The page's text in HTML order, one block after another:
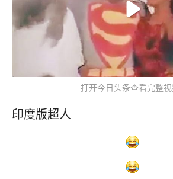
打开今日头条查看完整
印度版超人